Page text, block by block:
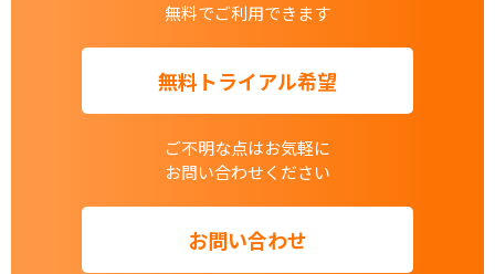
無料でご利用できます
無料トライアル希望
ご不明な点はお気軽に
お問い合わせください
お問い合わせ